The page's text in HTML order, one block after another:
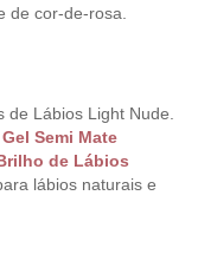
de cor-de-rosa.
Lábios Light Nude.
Semi Mate
de Lábios
lábios naturais e